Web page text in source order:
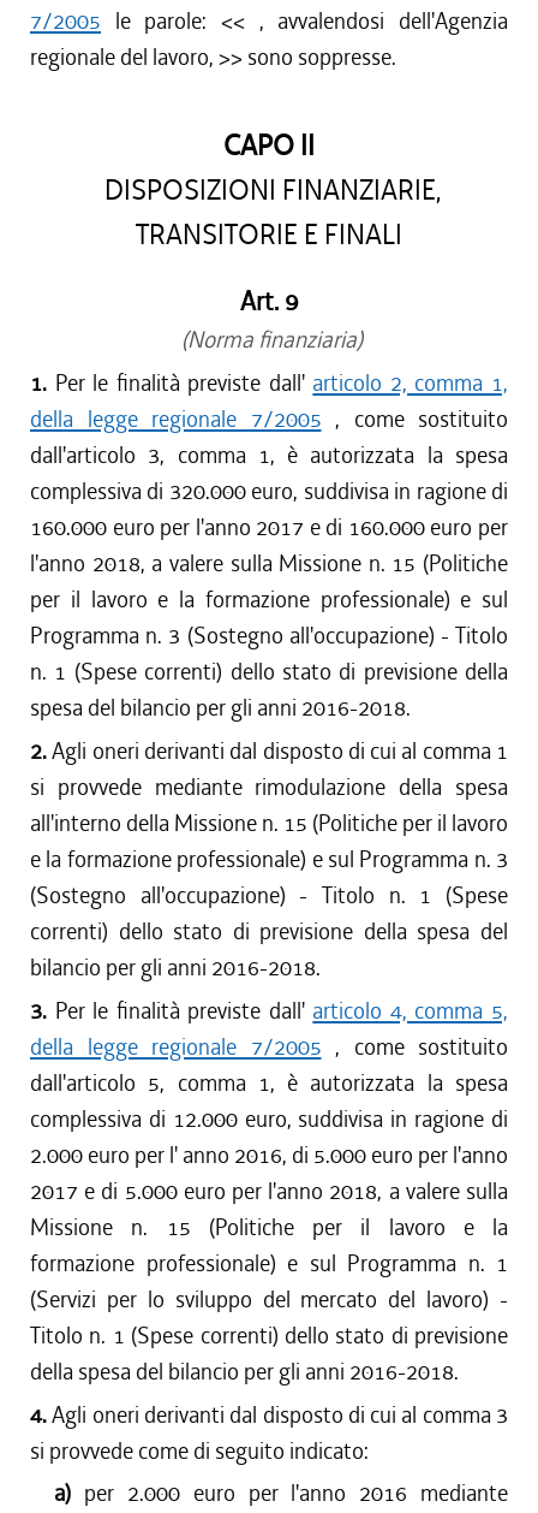
7/2005 le parole: << , avvalendosi dell'Agenzia
regionale del lavoro, >> sono soppresse.
CAPO II
DISPOSIZIONI FINANZIARIE,
TRANSITORIE E FINALI
Art. 9
(Norma finanziaria)
1. Per le finalità previste dall' articolo 2, comma 1,
della legge regionale 7/2005 , come sostituito
dall'articolo 3, comma 1, è autorizzata la spesa
complessiva di 320.000 euro, suddivisa in ragione di
160.000 euro per l'anno 2017 e di 160.000 euro per
l'anno 2018, a valere sulla Missione n. 15 (Politiche
per il lavoro e la formazione professionale) e sul
Programma n. 3 (Sostegno all'occupazione) - Titolo
n. 1 (Spese correnti) dello stato di previsione della
spesa del bilancio per gli anni 2016-2018.
2.Agli oneri derivanti dal disposto di cui al comma 1
si provvede mediante rimodulazione della spesa
all'interno della Missione n. 15 (Politiche per il lavoro
e la formazione professionale) e sul Programma n. 3
(Sostegno all'occupazione) - Titolo n. 1 (Spese
correnti) dello stato di previsione della spesa del
bilancio per gli anni 2016-2018.
3. Per le finalità previste dall' articolo 4, comma 5,
della legge regionale 7/2005 , come sostituito
dall'articolo 5, comma 1, è autorizzata la spesa
complessiva di 12.000 euro, suddivisa in ragione di
2.000 euro per l' anno 2016, di 5.000 euro per l'anno
2017 e di 5.000 euro per l'anno 2018, a valere sulla
Missione n. 15 (Politiche per il lavoro e la
formazione professionale) e sul Programma n. 1
(Servizi per lo sviluppo del mercato del lavoro) -
Titolo n. 1 (Spese correnti) dello stato di previsione
della spesa del bilancio per gli anni 2016-2018.
4.Agli oneri derivanti dal disposto di cui al comma 3
si provvede come di seguito indicato:
a) per 2.000 euro per l'anno 2016 mediante